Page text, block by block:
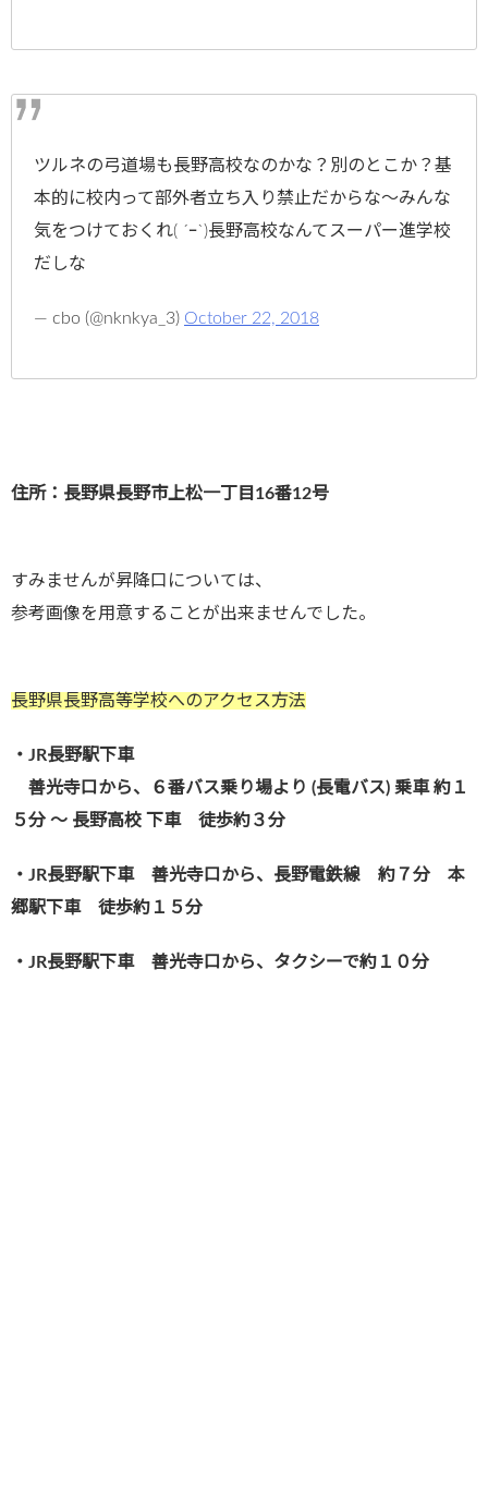
ツルネの弓道場も長野高校なのかな？別のとこか？基
本的に校内って部外者立ち入り禁止だからな～みんな
気をつけておくれ( ´ｰ`)長野高校なんてスーパー進学校
だしな
— cbo (@nknkya_3) October 22, 2018
住所：長野県長野市上松一丁目16番12号
すみませんが昇降口については、
参考画像を用意することが出来ませんでした。
長野県長野高等学校へのアクセス方法
・JR長野駅下車
善光寺口から、６番バス乗り場より (長電バス) 乗車 約１
５分 ～ 長野高校 下車 徒歩約３分
・JR長野駅下車 善光寺口から、長野電鉄線 約７分 本
郷駅下車 徒歩約１５分
・JR長野駅下車 善光寺口から、タクシーで約１０分